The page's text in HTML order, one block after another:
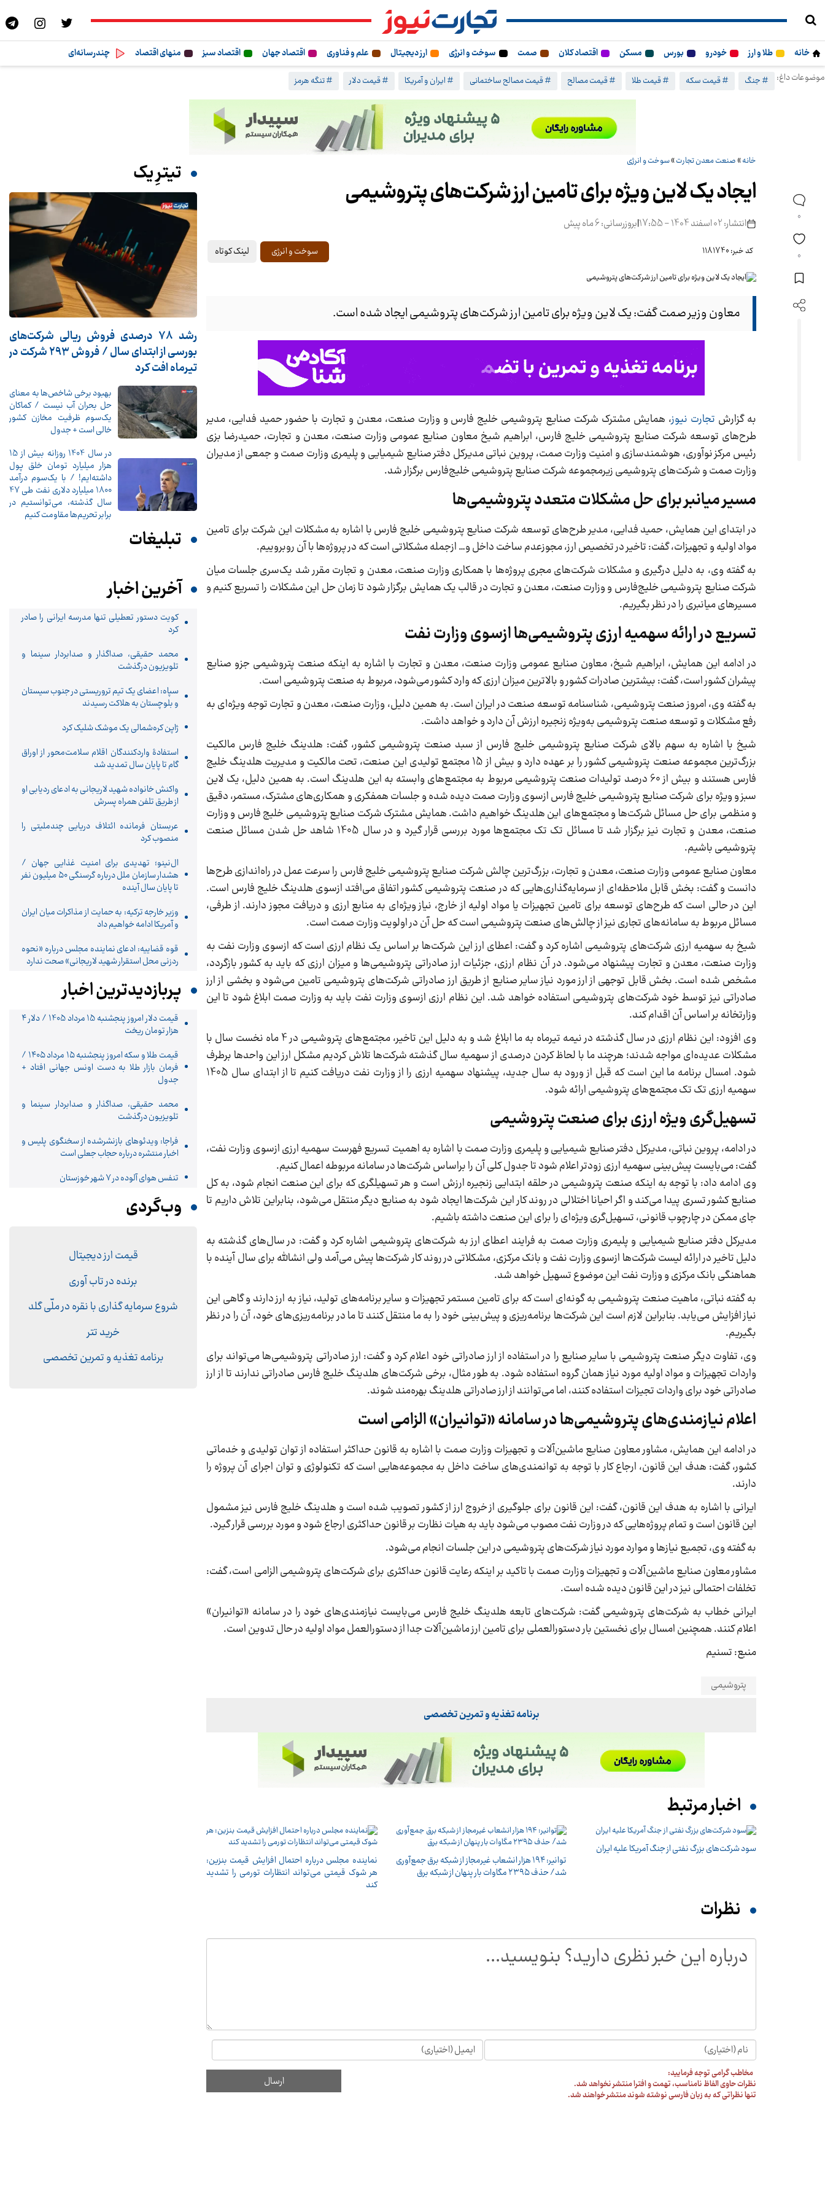
خانه طلا و ارز خودرو بورس مسکن اقتصاد کلان صمت سوخت و انرژی ارز دیجیتال علم و فناوری اقتصاد جهان اقتصاد سبز منهای اقتصاد
چندرسانه‌ای
موضوعات داغ:
# جنگ # قیمت سکه # قیمت طلا # قیمت مصالح # قیمت مصالح ساختمانی # ایران و آمریکا # قیمت دلار # تنگه هرمز
0
0
خانه» صنعت معدن تجارت»سوخت و انرژی
ایجاد یک لاین ویژه برای تامین ارز شرکت‌های پتروشیمی
انتشار: 02 اسفند 1404 - 17:55 |بروزرسانی: 6 ماه پیش
کد خبر: 1181740 سوخت و انرژی لینک کوتاه
معاون وزیر صمت گفت: یک لاین ویژه برای تامین ارز شرکت‌های پتروشیمی ایجاد شده است.
به گزارش تجارت نیوز، همایش مشترک شرکت صنایع پتروشیمی خلیج فارس و وزارت صنعت، معدن و تجارت با حضور حمید فدایی، مدیر
طرح‌های توسعه شرکت صنایع پتروشیمی خلیج فارس، ابراهیم شیخ معاون صنایع عمومی وزارت صنعت، معدن و تجارت، حمیدرضا بزی
رئیس مرکز نوآوری، هوشمندسازی و امنیت وزارت صمت، پروین نباتی مدیرکل دفتر صنایع شیمیایی و پلیمری وزارت صمت و جمعی از مدیران
وزارت صمت و شرکت‌های پتروشیمی زیرمجموعه شرکت صنایع پتروشیمی خلیج‌فارس برگزار شد.
مسیر میانبر برای حل مشکلات متعدد پتروشیمی‌ها
در ابتدای این همایش، حمید فدایی، مدیر طرح‌های توسعه شرکت صنایع پتروشیمی خلیج فارس با اشاره به مشکلات این شرکت برای تامین
مواد اولیه و تجهیزات، گفت: تاخیر در تخصیص ارز، مجوزعدم ساخت داخل و… ازجمله مشکلاتی است که در پروژه‌ها با آن روبروییم.
به گفته وی، به دلیل درگیری و مشکلات شرکت‌های مجری پروژه‌ها با همکاری وزارت صنعت، معدن و تجارت مقرر شد یک‌سری جلسات میان
شرکت صنایع پتروشیمی خلیج‌فارس و وزارت صنعت، معدن و تجارت در قالب یک همایش برگزار شود تا زمان حل این مشکلات را تسریع کنیم و
مسیرهای میانبری را در نظر بگیریم.
تسریع در ارائه سهمیه ارزی پتروشیمی‌ها ازسوی وزارت نفت
در ادامه این همایش، ابراهیم شیخ، معاون صنایع عمومی وزارت صنعت، معدن و تجارت با اشاره به اینکه صنعت پتروشیمی جزو صنایع
پیشران کشور است، گفت: بیشترین صادرات کشور و بالاترین میزان ارزی که وارد کشور می‌شود، مربوط به صنعت پتروشیمی است.
به گفته وی، امروز صنعت پتروشیمی، شناسنامه توسعه صنعت در ایران است. به همین دلیل، وزارت صنعت، معدن و تجارت توجه ویژه‌ای به
رفع مشکلات و توسعه صنعت پتروشیمی به‌ویژه زنجیره ارزش آن دارد و خواهد داشت.
شیخ با اشاره به سهم بالای شرکت صنایع پتروشیمی خلیج فارس از سبد صنعت پتروشیمی کشور، گفت: هلدینگ خلیج فارس مالکیت
بزرگ‌ترین مجموعه صنعت پتروشیمی کشور را بر عهده دارد و بیش از 15 مجتمع تولیدی این صنعت، تحت مالکیت و مدیریت هلدینگ خلیج
فارس هستند و بیش از 60 درصد تولیدات صنعت پتروشیمی مربوط به مجتمع‌های وابسته به این هلدینگ است. به همین دلیل، یک لاین
سبز و ویژه برای شرکت صنایع پتروشیمی خلیج فارس ازسوی وزارت صمت دیده شده و جلسات همفکری و همکاری‌های مشترک، مستمر، دقیق
و منظمی برای حل مسائل شرکت‌ها و مجتمع‌های این هلدینگ خواهیم داشت. همایش مشترک شرکت صنایع پتروشیمی خلیج فارس و وزارت
صنعت، معدن و تجارت نیز برگزار شد تا مسائل تک تک مجتمع‌ها مورد بررسی قرار گیرد و در سال 1405 شاهد حل شدن مسائل صنعت
پتروشیمی باشیم.
معاون صنایع عمومی وزارت صنعت، معدن و تجارت، بزرگ‌ترین چالش شرکت صنایع پتروشیمی خلیج فارس را سرعت عمل در راه‌اندازی طرح‌ها
دانست و گفت: بخش قابل ملاحظه‌ای از سرمایه‌گذاری‌هایی که در صنعت پتروشیمی کشور اتفاق می‌افتد ازسوی هلدینگ خلیج فارس است.
این در حالی است که طرح‌های توسعه برای تامین تجهیزات یا مواد اولیه از خارج، نیاز ویژه‌ای به منابع ارزی و دریافت مجوز دارند. از طرفی،
مسائل مربوط به سامانه‌های تجاری نیز از چالش‌های صنعت پتروشیمی است که حل آن در اولویت وزارت صمت است.
شیخ به سهمیه ارزی شرکت‌های پتروشیمی اشاره کرد و گفت: اعطای ارز این شرکت‌ها بر اساس یک نظام ارزی است که ازسوی وزارت نفت به
وزارت صنعت، معدن و تجارت پیشنهاد می‌شود. در آن نظام ارزی، جزئیات ارز صادراتی پتروشیمی‌ها و میزان ارزی که باید به کشور بازگردد،
مشخص شده است. بخش قابل توجهی از ارز مورد نیاز سایر صنایع از طریق ارز صادراتی شرکت‌های پتروشیمی تامین می‌شود و بخشی از ارز
صادراتی نیز توسط خود شرکت‌های پتروشیمی استفاده خواهد شد. این نظام ارزی ازسوی وزارت نفت باید به وزارت صمت ابلاغ شود تا این
وزارتخانه بر اساس آن اقدام کند.
وی افزود: این نظام ارزی در سال گذشته در نیمه تیرماه به ما ابلاغ شد و به دلیل این تاخیر، مجتمع‌های پتروشیمی در 4 ماه نخست سال با
مشکلات عدیده‌ای مواجه شدند؛ هرچند ما با لحاظ کردن درصدی از سهمیه سال گذشته شرکت‌ها تلاش کردیم مشکل ارز این واحدها برطرف
شود. امسال برنامه ما این است که قبل از ورود به سال جدید، پیشنهاد سهمیه ارزی را از وزارت نفت دریافت کنیم تا از ابتدای سال 1405
سهمیه ارزی تک تک مجتمع‌های پتروشیمی ارائه شود.
تسهیل‌گری ویژه ارزی برای صنعت پتروشیمی
در ادامه، پروین نباتی، مدیرکل دفتر صنایع شیمیایی و پلیمری وزارت صمت با اشاره به اهمیت تسریع فهرست سهمیه ارزی ازسوی وزارت نفت،
گفت: می‌بایست پیش‌بینی سهمیه ارزی زودتر اعلام شود تا جدول کلی آن را براساس شرکت‌ها در سامانه مربوطه اعمال کنیم.
وی ادامه داد: با توجه به اینکه صنعت پتروشیمی در حلقه ابتدایی زنجیره ارزش است و هر تسهیلگری که برای این صنعت انجام شود، به کل
صنایع کشور تسری پیدا می‌کند و اگر احیانا اختلالی در روند کار این شرکت‌ها ایجاد شود به صنایع دیگر منتقل می‌شود، بنابراین تلاش داریم تا
جای ممکن در چارچوب قانونی، تسهیل‌گری ویژه‌ای را برای این صنعت داشته باشیم.
مدیرکل دفتر صنایع شیمیایی و پلیمری وزارت صمت به فرایند اعطای ارز به شرکت‌های پتروشیمی اشاره کرد و گفت: در سال‌های گذشته به
دلیل تاخیر در ارائه لیست شرکت‌ها ازسوی وزارت نفت و بانک مرکزی، مشکلاتی در روند کار شرکت‌ها پیش می‌آمد ولی انشالله برای سال آینده با
هماهنگی بانک مرکزی و وزارت نفت این موضوع تسهیل خواهد شد.
به گفته نباتی، ماهیت صنعت پتروشیمی به گونه‌ای است که برای تامین مستمر تجهیزات و سایر برنامه‌های تولید، نیاز به ارز دارند و گاهی این
نیاز افزایش می‌یابد. بنابراین لازم است این شرکت‌ها برنامه‌ریزی و پیش‌بینی خود را به ما منتقل کنند تا ما در برنامه‌ریزی‌های خود، آن را در نظر
بگیریم.
وی، تفاوت دیگر صنعت پتروشیمی با سایر صنایع را در استفاده از ارز صادراتی خود اعلام کرد و گفت: ارز صادراتی پتروشیمی‌ها می‌تواند برای
واردات تجهیزات و مواد اولیه مورد نیاز همان گروه استفاده شود. به طور مثال، برخی شرکت‌های هلدینگ خلیج فارس صادراتی ندارند تا از ارز
صادراتی خود برای واردات تجیزات استفاده کنند، اما می‌توانند از ارز صادراتی هلدینگ بهره‌مند شوند.
اعلام نیازمندی‌های پتروشیمی‌ها در سامانه «توانیران» الزامی است
در ادامه این همایش، مشاور معاون صنایع ماشین‌آلات و تجهیزات وزارت صمت با اشاره به قانون حداکثر استفاده از توان تولیدی و خدماتی
کشور، گفت: هدف این قانون، ارجاع کار با توجه به توانمندی‌های ساخت داخل به مجموعه‌هایی است که تکنولوژی و توان اجرای آن پروژه را
دارند.
ایرانی با اشاره به هدف این قانون، گفت: این قانون برای جلوگیری از خروج ارز از کشور تصویب شده است و هلدینگ خلیج فارس نیز مشمول
این قانون است و تمام پروژه‌هایی که در وزارت نفت مصوب می‌شود باید به هیات نظارت بر قانون حداکثری ارجاع شود و مورد بررسی قرار گیرد.
به گفته وی، تجمیع نیازها و موارد مورد نیاز شرکت‌های پتروشیمی در این جلسات انجام می‌شود.
مشاور معاون صنایع ماشین‌آلات و تجهیزات وزارت صمت با تاکید بر اینکه رعایت قانون حداکثری برای شرکت‌های پتروشیمی الزامی است، گفت:
تخلفات احتمالی نیز در این قانون دیده شده است.
ایرانی خطاب به شرکت‌های پتروشیمی گفت: شرکت‌های تابعه هلدینگ خلیج فارس می‌بایست نیازمندی‌های خود را در سامانه «توانیران»
اعلام کنند. همچنین امسال برای نخستین بار دستورالعملی برای تامین ارز ماشین‌آلات جدا از دستورالعمل مواد اولیه در حال تدوین است.
منبع: تسنیم
پتروشیمی
برنامه تغذیه و تمرین تخصصی
اخبار مرتبط
سود شرکت‌های بزرگ نفتی از جنگ آمریکا علیه ایران
توانیر: ۱۹۴ هزار انشعاب غیرمجاز از شبکه برق جمع‌آوری
شد/ حذف ۲۳۹۵ مگاوات بار پنهان از شبکه برق
نماینده مجلس درباره احتمال افزایش قیمت بنزین:
هر شوک قیمتی می‌تواند انتظارات تورمی را تشدید
کند
نظرات
مخاطب گرامی توجه فرمایید:
نظرات حاوی الفاظ نامناسب، تهمت و افترا منتشر نخواهد شد.
تنها نظراتی که به زبان فارسی نوشته شوند منتشر خواهند شد.
تیترِ یک
رشد 78 درصدی فروش ریالی شرکت‌های
بورسی از ابتدای سال / فروش 293 شرکت در
تیرماه افت کرد
بهبود برخی شاخص‌ها به معنای
حل بحران آب نیست / کماکان
یک‌سوم ظرفیت مخازن کشور
خالی است + جدول
در سال 1404 روزانه بیش از 15
هزار میلیارد تومان خلق پول
داشته‌ایم! / با یک‌سوم درآمد
1800 میلیارد دلاری نفت طی 47
سال گذشته، می‌توانستیم در
برابر تحریم‌ها مقاومت کنیم
تبلیغات
آخرین اخبار
کویت دستور تعطیلی تنها مدرسه ایرانی را صادر
کرد
محمد حقیقی، صداگذار و صدابردار سینما و
تلویزیون درگذشت
سپاه: اعضای یک تیم تروریستی در جنوب سیستان
و بلوچستان به هلاکت رسیدند
ژاپن کره‌شمالی یک موشک شلیک کرد
استفادۀ واردکنندگان اقلام سلامت‌محور از اوراق
گام تا پایان سال تمدید شد
واکنش خانواده شهید لاریجانی به ادعای ردیابی او
از طریق تلفن همراه پسرش
عربستان فرمانده ائتلاف دریایی چندملیتی را
منصوب کرد
ال‌نینو؛ تهدیدی برای امنیت غذایی جهان /
هشدار سازمان ملل درباره گرسنگی ۵۰ میلیون نفر
تا پایان سال آینده
وزیر خارجه ترکیه: به حمایت از مذاکرات میان ایران
و آمریکا ادامه خواهیم داد
قوه قضاییه: ادعای نماینده مجلس درباره «نحوه
ردزنی محل استقرار شهید لاریجانی» صحت ندارد
پربازدیدترین اخبار
قیمت دلار امروز پنجشنبه 15 مرداد 1405 / دلار ۴
هزار تومان ریخت
قیمت طلا و سکه امروز پنجشنبه ۱۵ مرداد ۱۴۰۵ /
فرمان بازار طلا به دست اونس جهانی افتاد +
جدول
محمد حقیقی، صداگذار و صدابردار سینما و
تلویزیون درگذشت
فراجا: ویدئوهای بازنشرشده از سخنگوی پلیس و
اخبار منتشره درباره حجاب جعلی است
تنفس هوای آلوده در ۷ شهر خوزستان
وب‌گردی
قیمت ارز دیجیتال
برنده در تاب آوری
شروع سرمایه گذاری با نقره در ملّی گلد
خرید تتر
برنامه تغذیه و تمرین تخصصی